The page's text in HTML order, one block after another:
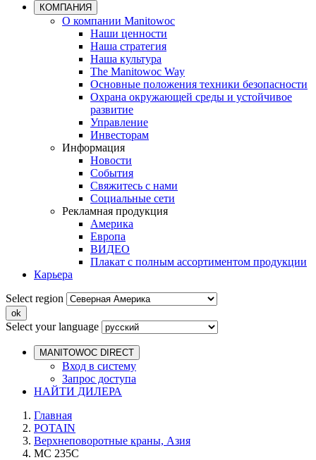
КОМПАНИЯ
О компании Manitowoc
Наши ценности
Наша стратегия
Наша культура
The Manitowoc Way
Основные положения техники безопасности
Охрана окружающей среды и устойчивое
развитие
Управление
Инвесторам
Информация
Новости
События
Свяжитесь с нами
Социальные сети
Рекламная продукция
Америка
Европа
ВИДЕО
Плакат с полным ассортиментом продукции
Карьера
Select region
Select your language
MANITOWOC DIRECT
Вход в систему
Запрос доступа
НАЙТИ ДИЛЕРА
Главная
POTAIN
Верхнеповоротные краны, Азия
MC 235C